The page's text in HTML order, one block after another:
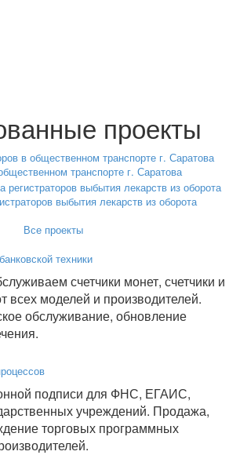
проекты
транспорте г. Саратова
выбытия лекарств из оборота
Все проекты
техники
счетчики монет, счетчики и
всех моделей и производителей.
обслуживание, обновление
подписи для ФНС, ЕГАИС,
учреждений. Продажа,
торговых программных